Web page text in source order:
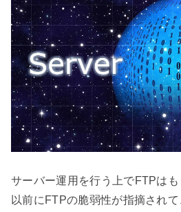
サーバー運用を行う上でFTPはも
以前にFTPの脆弱性が指摘され